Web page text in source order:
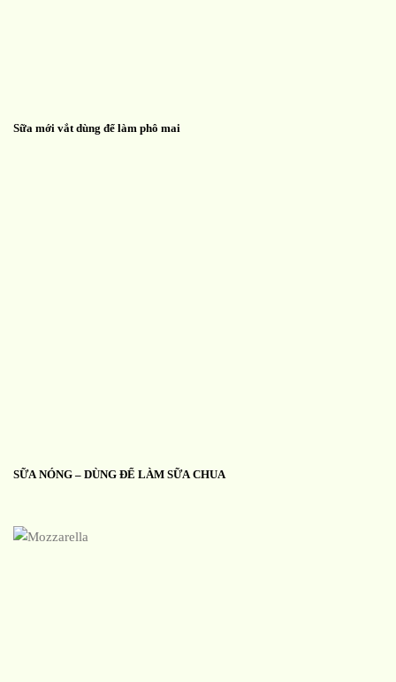
Sữa mới vắt dùng để làm phô mai
SỮA NÓNG – DÙNG ĐỂ LÀM SỮA CHUA